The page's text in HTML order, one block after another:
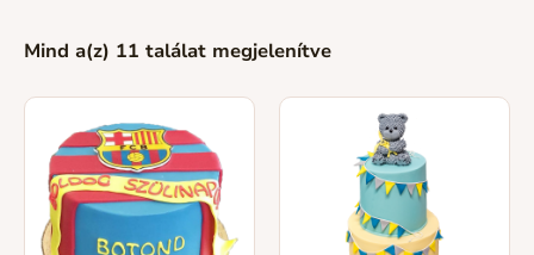
Mind a(z) 11 találat megjelenítve